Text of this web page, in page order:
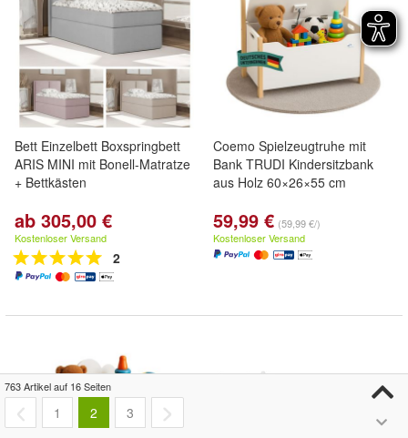
Bett Einzelbett Boxspringbett
ARIS MINI mit Bonell-Matratze
+ Bettkästen
ab 305,00 €
Kostenloser Versand
2
Coemo Spielzeugtruhe mit
Bank TRUDI Kindersitzbank
aus Holz 60×26×55 cm
59,99 € (59,99 €/)
Kostenloser Versand
763 Artikel auf 16 Seiten
1 2 3